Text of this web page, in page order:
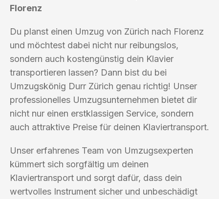
Florenz
Du planst einen Umzug von Zürich nach Florenz
und möchtest dabei nicht nur reibungslos,
sondern auch kostengünstig dein Klavier
transportieren lassen? Dann bist du bei
Umzugskönig Durr Zürich genau richtig! Unser
professionelles Umzugsunternehmen bietet dir
nicht nur einen erstklassigen Service, sondern
auch attraktive Preise für deinen Klaviertransport.
Unser erfahrenes Team von Umzugsexperten
kümmert sich sorgfältig um deinen
Klaviertransport und sorgt dafür, dass dein
wertvolles Instrument sicher und unbeschädigt